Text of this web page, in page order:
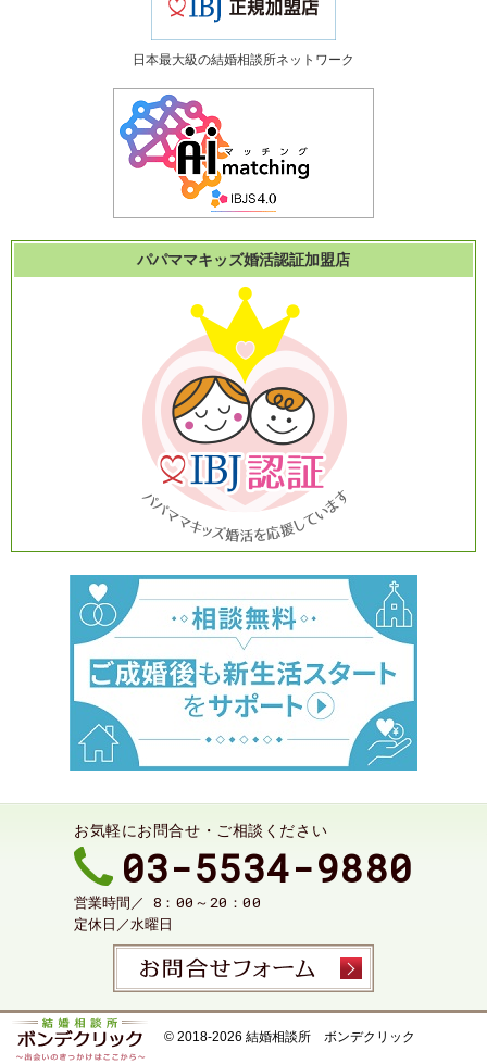
日本最大級の結婚相談所ネットワーク
パパママキッズ婚活認証加盟店
お気軽にお問合せ・ご相談ください
03-5534-9880
営業時間／ 8：00～20：00
定休日／水曜日
© 2018-2026 結婚相談所 ボンデクリック